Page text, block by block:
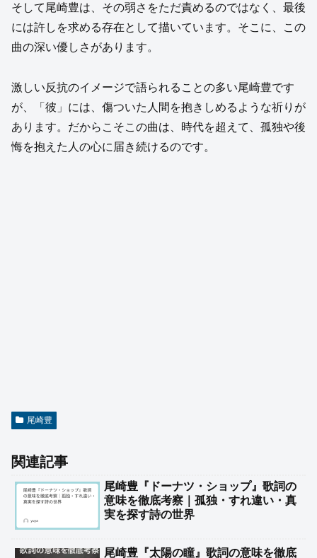
そして尾崎豊は、その弱さをただ責めるのではなく、最後
には許しを求める存在として描いています。そこに、この
曲の深い優しさがあります。
激しい反抗のイメージで語られることの多い尾崎豊です
が、「彼」には、傷ついた人間を抱きしめるような祈りが
あります。だからこそこの曲は、時代を超えて、孤独や後
悔を抱えた人の心に届き続けるのです。
尾崎豊
関連記事
尾崎豊『ドーナツ・ショップ』歌詞の
意味を徹底考察｜孤独・すれ違い・真
実を探す詩の世界
尾崎豊『太陽の瞳』歌詞の意味を徹底